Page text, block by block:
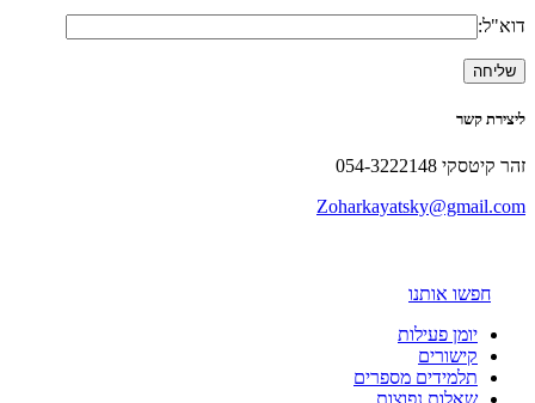
דוא"ל:
ליצירת קשר
זהר קיטסקי 054-3222148
Zoharkayatsky@gmail.com
חפשו אותנו
יומן פעילות
קישורים
תלמידים מספרים